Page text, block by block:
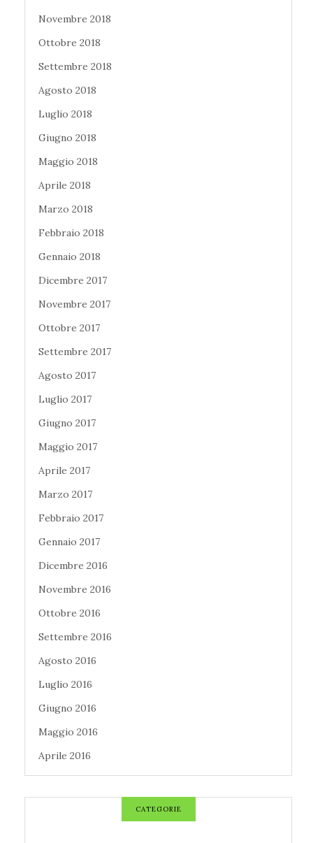
Novembre 2018
Ottobre 2018
Settembre 2018
Agosto 2018
Luglio 2018
Giugno 2018
Maggio 2018
Aprile 2018
Marzo 2018
Febbraio 2018
Gennaio 2018
Dicembre 2017
Novembre 2017
Ottobre 2017
Settembre 2017
Agosto 2017
Luglio 2017
Giugno 2017
Maggio 2017
Aprile 2017
Marzo 2017
Febbraio 2017
Gennaio 2017
Dicembre 2016
Novembre 2016
Ottobre 2016
Settembre 2016
Agosto 2016
Luglio 2016
Giugno 2016
Maggio 2016
Aprile 2016
CATEGORIE